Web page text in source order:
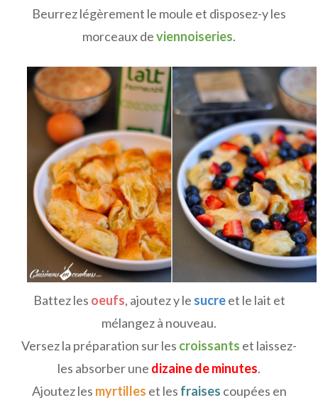
Beurrez légèrement le moule et disposez-y les
morceaux deviennoiseries.
Battez les oeufs, ajoutez y le sucreet le lait et
mélangez à nouveau.
Versez la préparation sur les croissants et laissez-
les absorber une dizaine de minutes.
Ajoutez les myrtilles et les fraises coupées en